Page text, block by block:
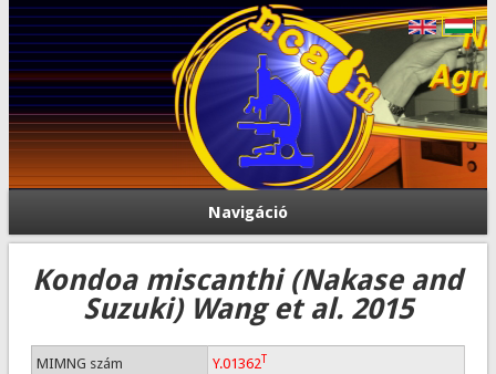
Navigáció
Kondoa miscanthi (Nakase and
Suzuki) Wang et al. 2015
MIMNG szám Y.01362T